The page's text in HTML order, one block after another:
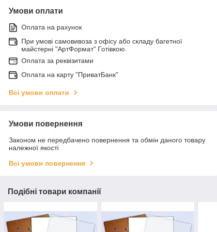
Умови оплати
Оплата на рахунок
При умові самовивоза з офісу або складу багетної
майстерні "АртФормат" Готівкою.
Оплата за реквізитами
Оплата на карту "ПриватБанк"
Всі умови оплати
Умови повернення
Законом не передбачено повернення та обмін даного товару
належної якості
Всі умови повернення
Подібні товари компанії